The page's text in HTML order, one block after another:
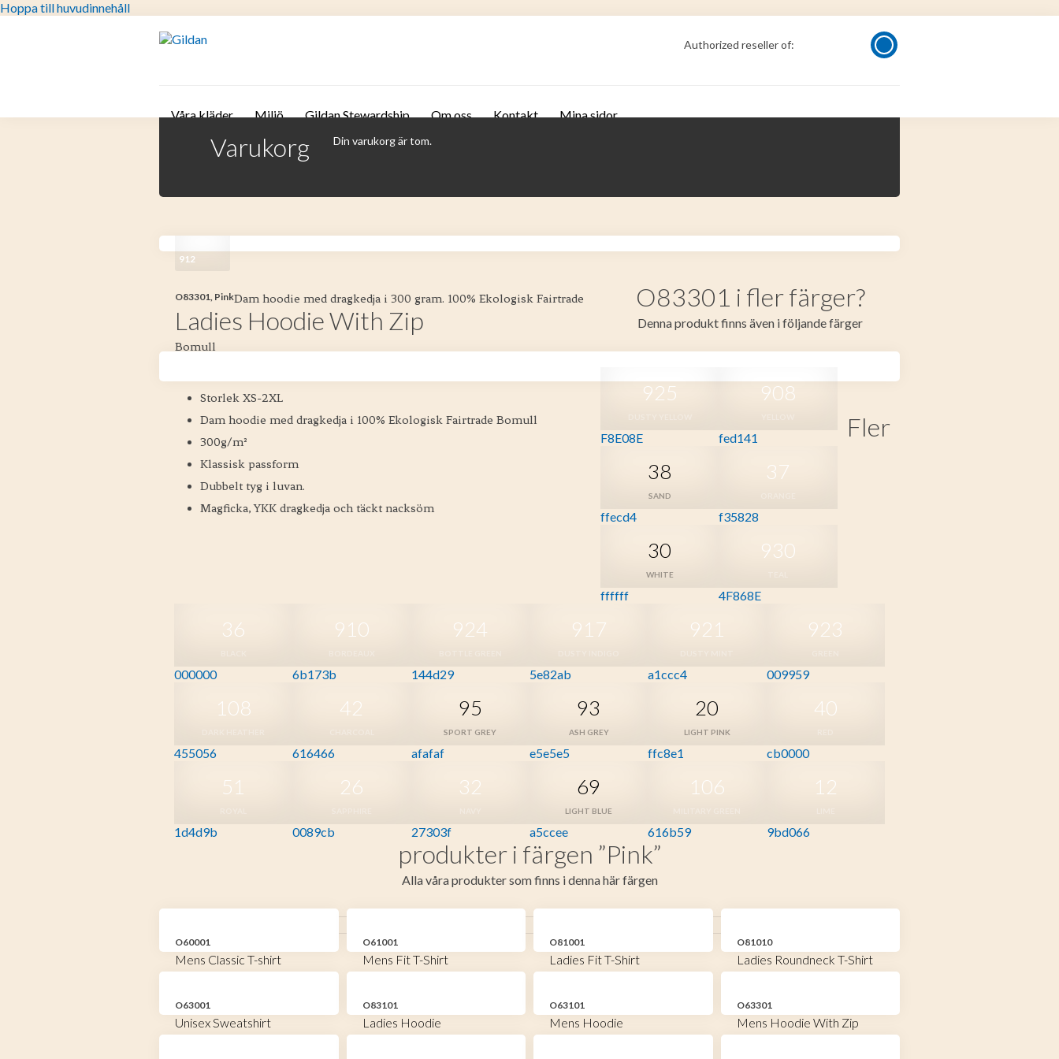
Hoppa till huvudinnehåll
Authorized reseller of:
Våra kläder Miljö Gildan Stewardship Om oss Kontakt Mina sidor
Varukorg Din varukorg är tom.
912
O83301, Pink
Ladies Hoodie With Zip
Dam hoodie med dragkedja i 300 gram. 100% Ekologisk Fairtrade
Bomull
Storlek XS-2XL
Dam hoodie med dragkedja i 100% Ekologisk Fairtrade Bomull
300g/m²
Klassisk passform
Dubbelt tyg i luvan.
Magficka, YKK dragkedja och täckt nacksöm
O83301 i fler färger?
Denna produkt finns även i följande färger
925
F8E08E
908
fed141
38
SAND
ffecd4
37
f35828
30
WHITE
ffffff
930
4F868E
36
000000
910
6b173b
924
144d29
917
5e82ab
921
a1ccc4
923
009959
108
455056
42
616466
95
SPORT GREY
afafaf
93
ASH GREY
e5e5e5
20
LIGHT PINK
ffc8e1
40
cb0000
51
1d4d9b
26
0089cb
32
27303f
69
LIGHT BLUE
a5ccee
106
616b59
12
9bd066
Fler
produkter i färgen ”Pink”
Alla våra produkter som finns i denna här färgen
O60001
Mens Classic T-shirt
O61001
Mens Fit T-Shirt
O81001
Ladies Fit T-Shirt
O81010
Ladies Roundneck T-Shirt
O63001
Unisex Sweatshirt
O83101
Ladies Hoodie
O63101
Mens Hoodie
O63301
Mens Hoodie With Zip